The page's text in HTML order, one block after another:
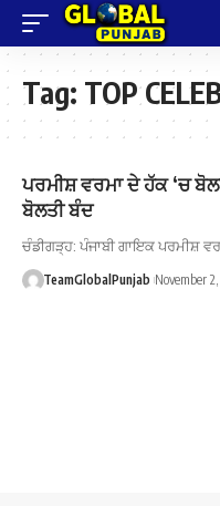
Tag: TOP
ਪਰਮੀਸ਼ ਵਰਮਾ ਦੇ ਹੱਕ ‘ਚ
ਬੋਲਤੀ ਬੰਦ
ਚੰਡੀਗੜ੍ਹ: ਪੰਜਾਬੀ ਗਾਇਕ ਪਰਮੀਸ਼
TeamGlobalPunjab November 2,